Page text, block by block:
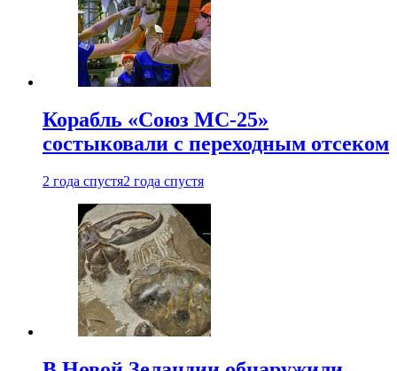
Корабль «Союз МС-25»
состыковали с переходным отсеком
2 года спустя2 года спустя